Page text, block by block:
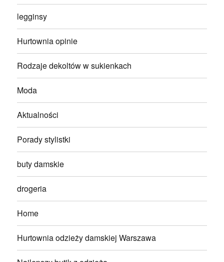
legginsy
Hurtownia opinie
Rodzaje dekoltów w sukienkach
Moda
Aktualności
Porady stylistki
buty damskie
drogeria
Home
Hurtownia odzieży damskiej Warszawa